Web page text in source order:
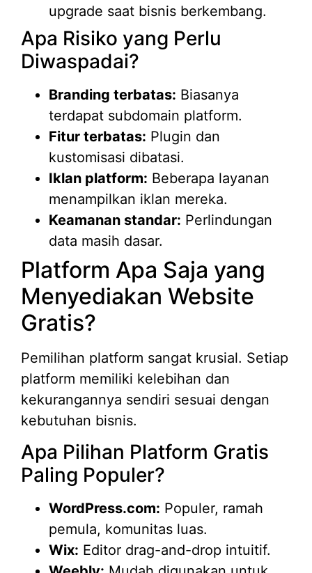
upgrade saat bisnis berkembang.
Apa Risiko yang Perlu
Diwaspadai?
Branding terbatas: Biasanya
terdapat subdomain platform.
Fitur terbatas: Plugin dan
kustomisasi dibatasi.
Iklan platform: Beberapa layanan
menampilkan iklan mereka.
Keamanan standar: Perlindungan
data masih dasar.
Platform Apa Saja yang
Menyediakan Website
Gratis?
Pemilihan platform sangat krusial. Setiap
platform memiliki kelebihan dan
kekurangannya sendiri sesuai dengan
kebutuhan bisnis.
Apa Pilihan Platform Gratis
Paling Populer?
WordPress.com: Populer, ramah
pemula, komunitas luas.
Wix: Editor drag-and-drop intuitif.